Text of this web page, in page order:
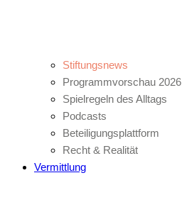
Stiftungsnews
Programmvorschau 2026
Spielregeln des Alltags
Podcasts
Beteiligungsplattform
Recht & Realität
Vermittlung